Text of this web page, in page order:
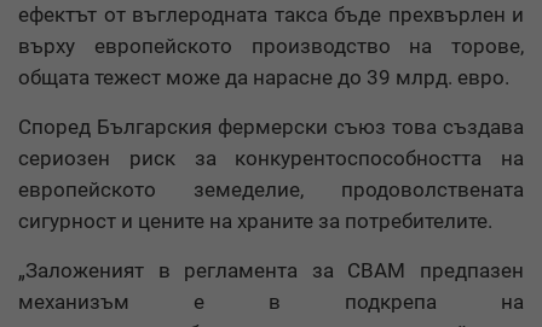
ефектът от въглеродната такса бъде прехвърлен и
върху европейското производство на торове,
общата тежест може да нарасне до 39 млрд. евро.
Според Българския фермерски съюз това създава
сериозен риск за конкурентоспособността на
европейското земеделие, продоволствената
сигурност и цените на храните за потребителите.
„Заложеният в регламента за CBAM предпазен
механизъм е в подкрепа на